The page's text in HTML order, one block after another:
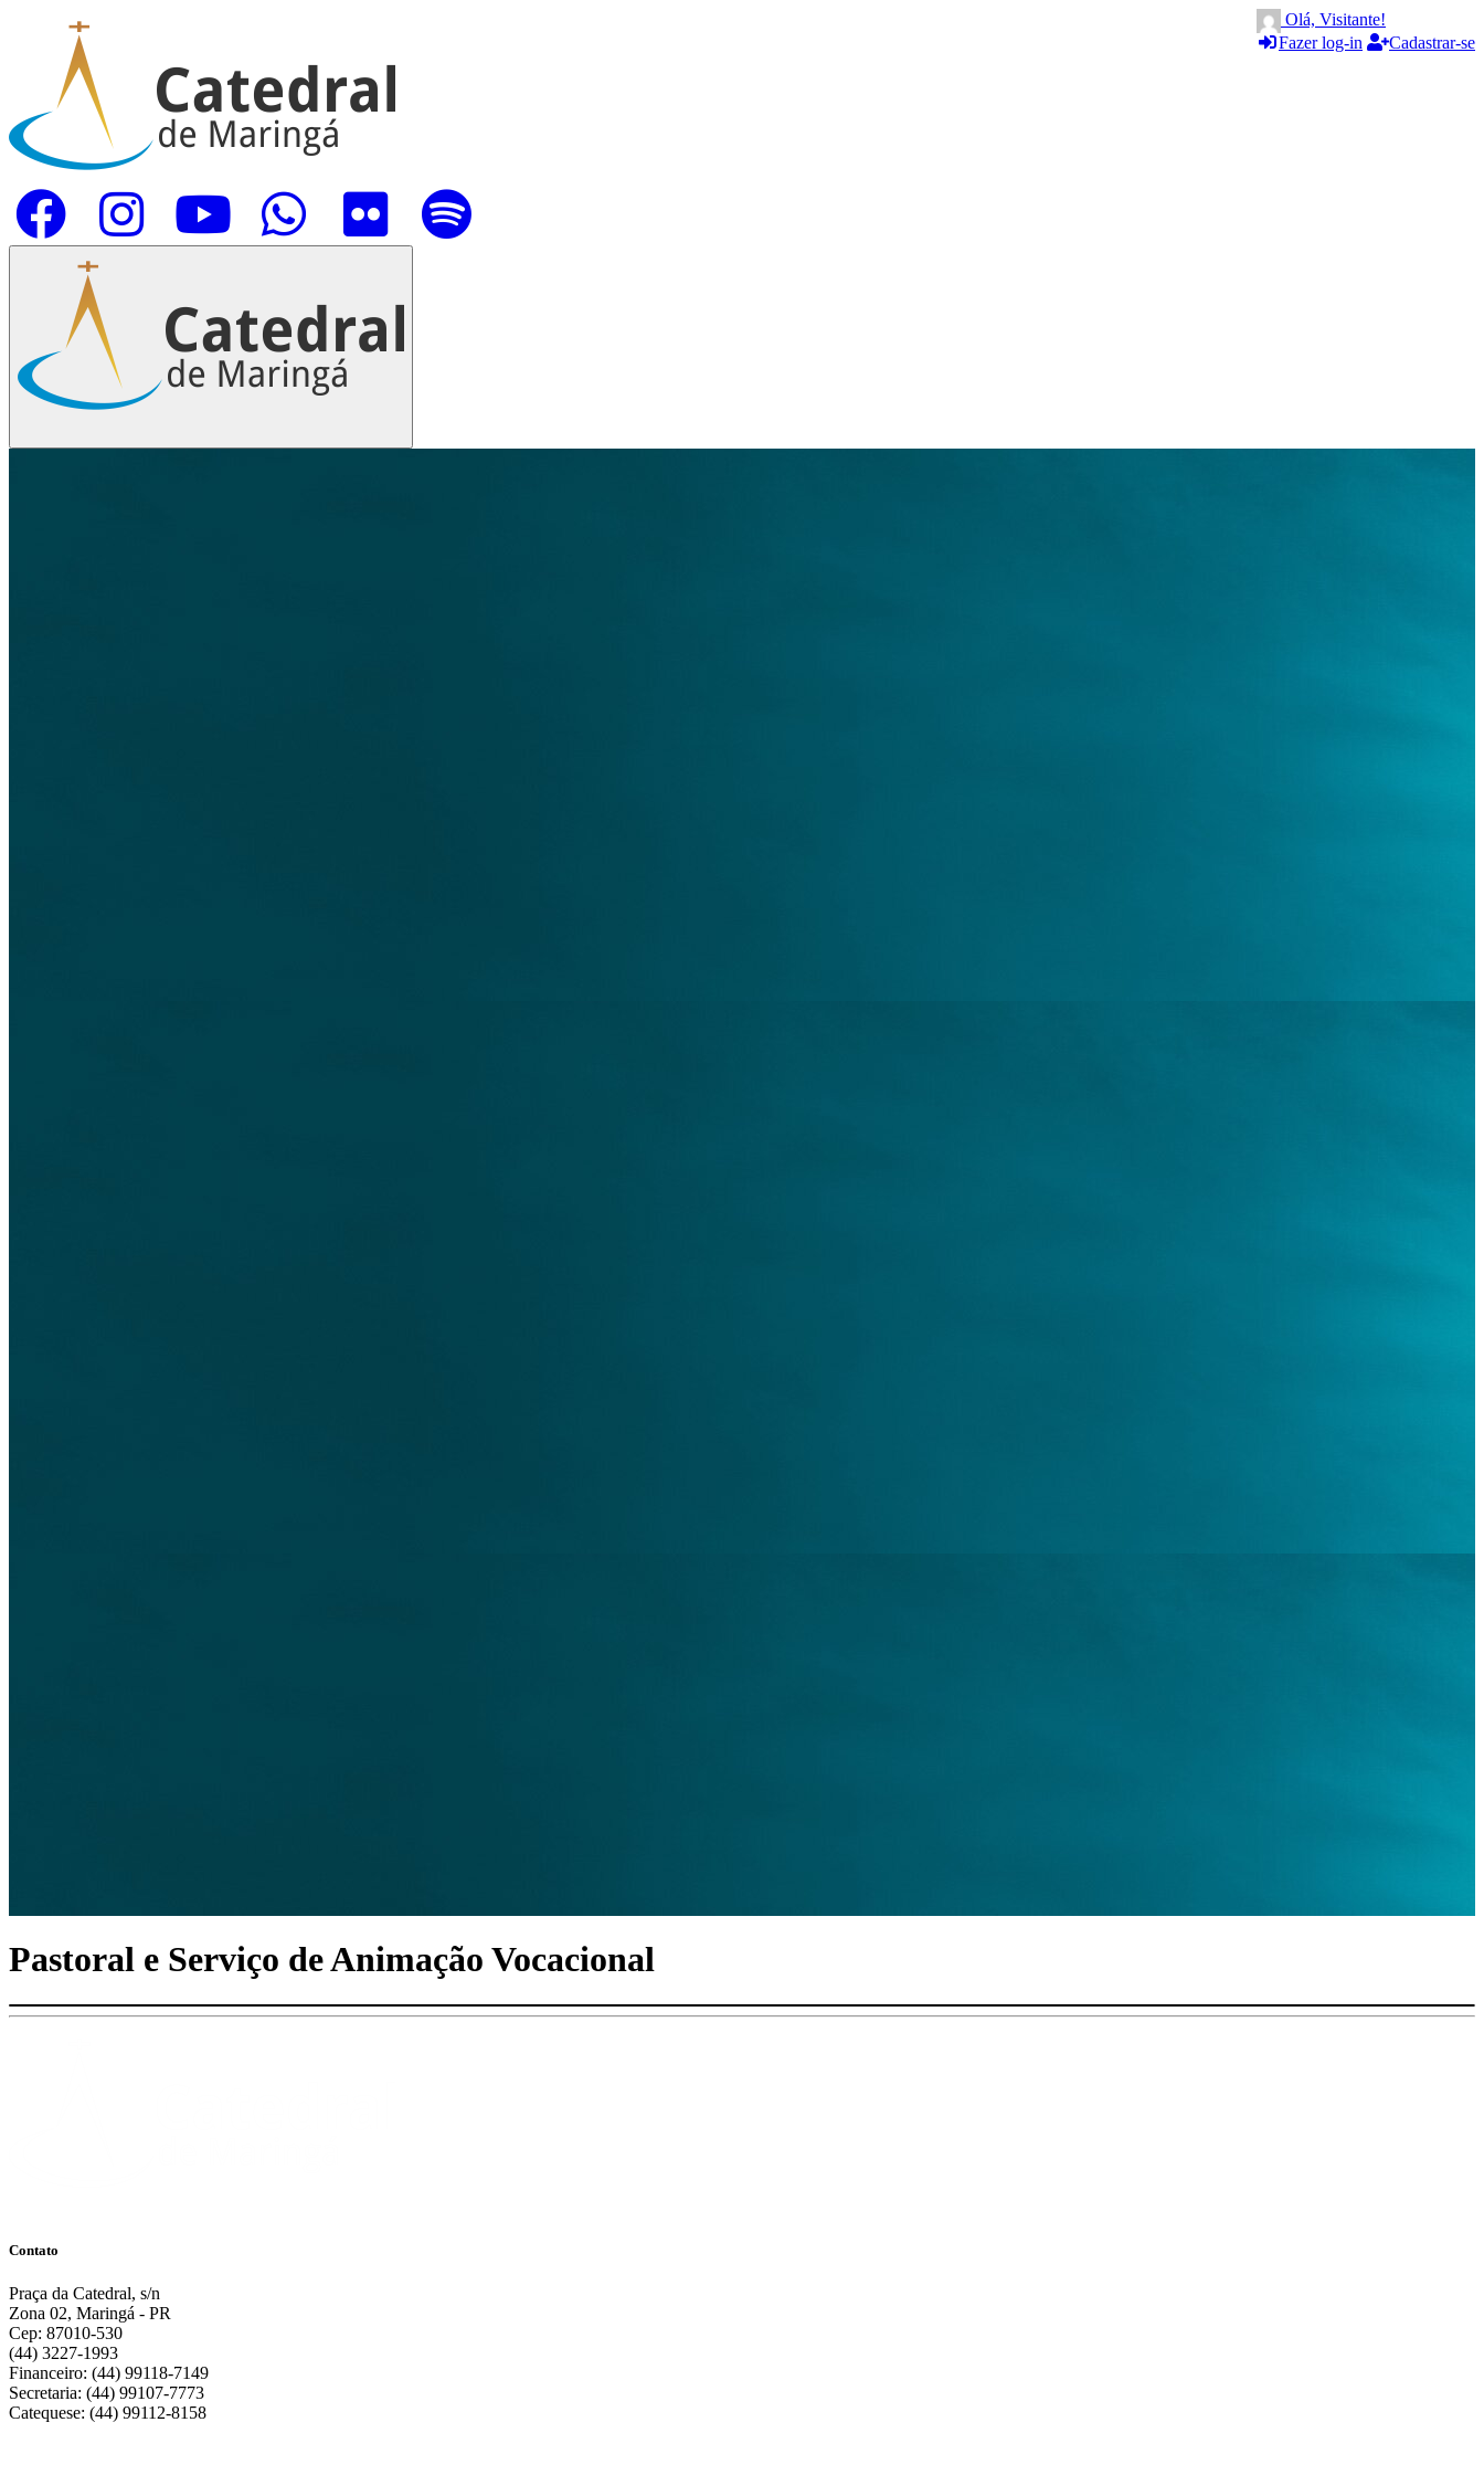
Olá, Visitante!
Fazer log-in
Cadastrar-se
Pastoral e Serviço de Animação Vocacional
Contato
Praça da Catedral, s/n
Zona 02, Maringá - PR
Cep: 87010-530
(44) 3227-1993
Financeiro: (44) 99118-7149
Secretaria: (44) 99107-7773
Catequese: (44) 99112-8158